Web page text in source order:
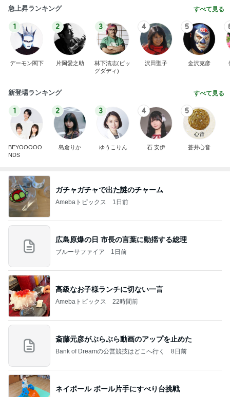
急上昇ランキング すべて見る
1
デーモン閣下
2
片岡愛之助
3
林下清志(ビッ
グダディ)
4
沢田聖子
5
金沢克彦
新登場ランキング すべて見る
1
BEYOOOOO
NDS
2
島倉りか
3
ゆうこりん
4
石 安伊
5
蒼井心音
ガチャガチャで出た謎のチャーム
Amebaトピックス 1日前
広島原爆の日 市長の言葉に動揺する総理
ブルーサファイア 1日前
高級なお子様ランチに切ない一言
Amebaトピックス 22時間前
斎藤元彦がぶらぶら動画のアップを止めた
Bank of Dreamの公営競技はどこへ行く 8日前
ネイボール ボール片手にすべり台挑戦